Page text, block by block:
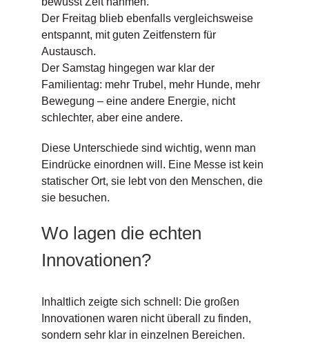
Der Freitag blieb ebenfalls vergleichsweise
entspannt, mit guten Zeitfenstern für
Austausch.
Der Samstag hingegen war klar der
Familientag: mehr Trubel, mehr Hunde, mehr
Bewegung – eine andere Energie, nicht
schlechter, aber eine andere.
Diese Unterschiede sind wichtig, wenn man
Eindrücke einordnen will. Eine Messe ist kein
statischer Ort, sie lebt von den Menschen, die
sie besuchen.
Wo lagen die echten
Innovationen?
Inhaltlich zeigte sich schnell: Die großen
Innovationen waren nicht überall zu finden,
sondern sehr klar in einzelnen Bereichen.